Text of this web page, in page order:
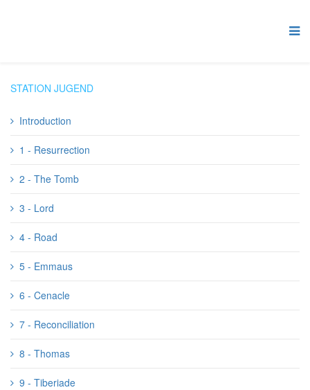
STATION JUGEND
Introduction
1 - Resurrection
2 - The Tomb
3 - Lord
4 - Road
5 - Emmaus
6 - Cenacle
7 - Reconciliation
8 - Thomas
9 - Tiberiade